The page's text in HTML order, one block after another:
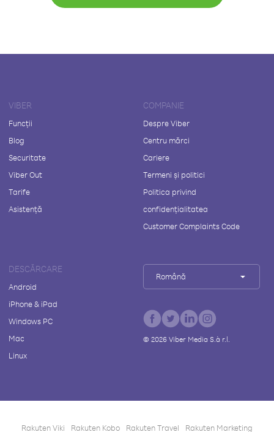
VIBER
Funcții
Blog
Securitate
Viber Out
Tarife
Asistență
COMPANIE
Despre Viber
Centru mărci
Cariere
Termeni și politici
Politica privind
confidențialitatea
Customer Complaints Code
DESCĂRCARE
Android
iPhone & iPad
Windows PC
Mac
Linux
Română
© 2026Viber Media S.à r.l.
Rakuten Viki Rakuten Kobo Rakuten Travel Rakuten Marketing